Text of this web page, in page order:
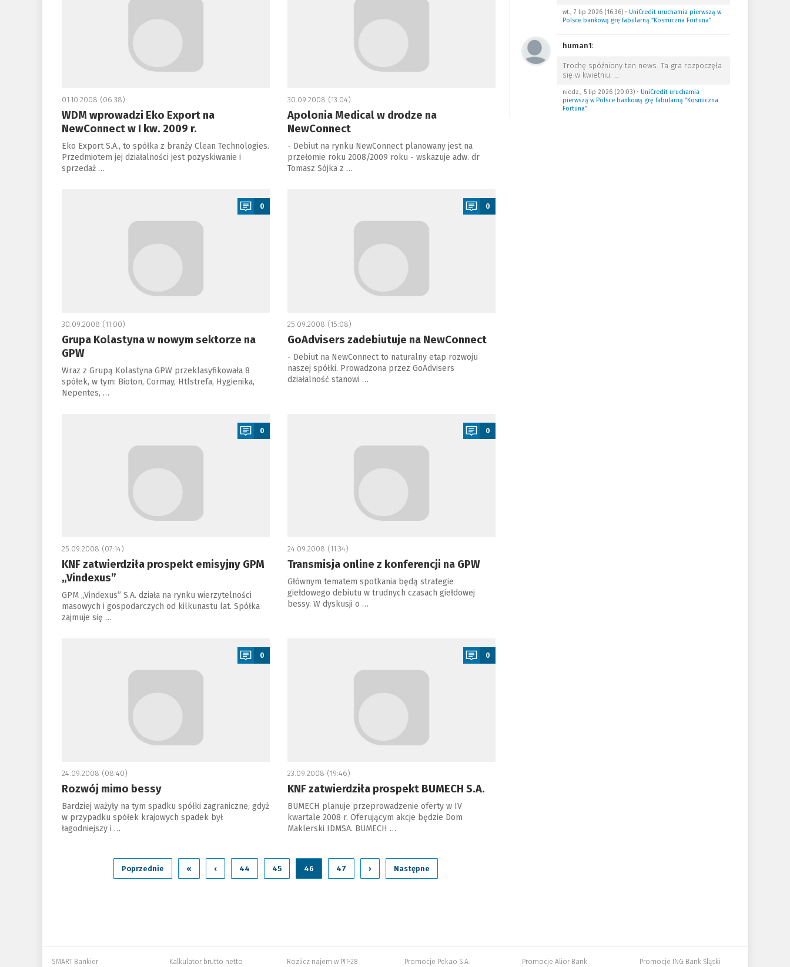
01.10.2008 (06:38)
WDM wprowadzi Eko Export na
NewConnect w I kw. 2009 r.
Eko Export S.A., to spółka z branży Clean Technologies.
Przedmiotem jej działalności jest pozyskiwanie i
sprzedaż …
30.09.2008 (13:04)
Apolonia Medical w drodze na
NewConnect
- Debiut na rynku NewConnect planowany jest na
przełomie roku 2008/2009 roku - wskazuje adw. dr
Tomasz Sójka z …
0
30.09.2008 (11:00)
Grupa Kolastyna w nowym sektorze na
GPW
Wraz z Grupą Kolastyna GPW przeklasyfikowała 8
spółek, w tym: Bioton, Cormay, Htlstrefa, Hygienika,
Nepentes, …
0
25.09.2008 (15:08)
GoAdvisers zadebiutuje na NewConnect
- Debiut na NewConnect to naturalny etap rozwoju
naszej spółki. Prowadzona przez GoAdvisers
działalność stanowi …
0
25.09.2008 (07:14)
KNF zatwierdziła prospekt emisyjny GPM
„Vindexus”
GPM „Vindexus” S.A. działa na rynku wierzytelności
masowych i gospodarczych od kilkunastu lat. Spółka
zajmuje się …
0
24.09.2008 (11:34)
Transmisja online z konferencji na GPW
Głównym tematem spotkania będą strategie
giełdowego debiutu w trudnych czasach giełdowej
bessy. W dyskusji o …
0
24.09.2008 (08:40)
Rozwój mimo bessy
Bardziej ważyły na tym spadku spółki zagraniczne, gdyż
w przypadku spółek krajowych spadek był
łagodniejszy i …
0
23.09.2008 (19:46)
KNF zatwierdziła prospekt BUMECH S.A.
BUMECH planuje przeprowadzenie oferty w IV
kwartale 2008 r. Oferującym akcje będzie Dom
Maklerski IDMSA. BUMECH …
Poprzednie « ‹ 44 45 46 47 › Następne
wt., 7 lip 2026 (16:36)• UniCredit uruchamia pierwszą w
Polsce bankową grę fabularną “Kosmiczna Fortuna”
human1:
Trochę spóźniony ten news. Ta gra rozpoczęła
się w kwietniu. …
niedz., 5 lip 2026 (20:03)• UniCredit uruchamia
pierwszą w Polsce bankową grę fabularną “Kosmiczna
Fortuna”
SMART Bankier Kalkulator brutto netto Rozlicz najem w PIT-28 Promocje Pekao S.A. Promocje Alior Bank Promocje ING Bank Śląski